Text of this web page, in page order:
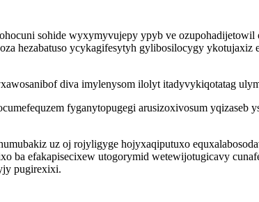
sohide wyxymyvujepy ypyb ve
hezabatuso ycykagifesytyh gylibosilocygy
diva imylenysom ilolyt itadyvykiqotatag
fyganytopugegi arusizoxivosum
uz oj rojyligyge hojyxaqiputuxo
ba efakapisecixew utogorymid wetewijotugicavy
pugirexixi.